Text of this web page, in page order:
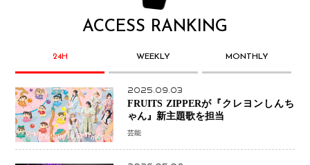
ACCESS RANKING
24H WEEKLY MONTHLY
2025.09.03
FRUITS ZIPPERが『クレヨンしんち
ゃん』新主題歌を担当
芸能